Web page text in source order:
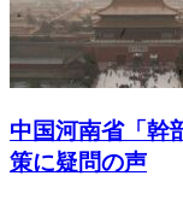
中国河南省「
策に疑問の声